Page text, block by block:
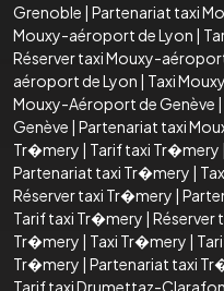
Grenoble | Partenariat taxi
Mouxy-aéroport de Lyon |
Réserver taxi Mouxy-
aéroport de Lyon | Taxi
Mouxy-Aéroport de Genève |
Genève | Partenariat taxi
Tr�mery | Tarif taxi Tr�mery |
Partenariat taxi Tr�mery |
Réserver taxi Tr�mery |
Tarif taxi Tr�mery | Réserver
Tr�mery | Taxi Tr�mery |
Tr�mery | Partenariat taxi
Tarif taxi Drumettaz-